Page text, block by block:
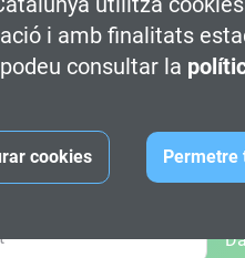
i amb finalitats
consultar la
cookies Permetre
oficial en Disseny i
oficial en Disseny i